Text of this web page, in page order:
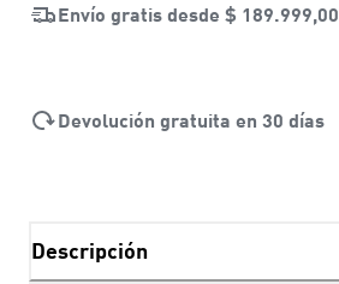
Envío gratis desde $ 189.999,00
Devolución gratuita en 30 días
Descripción